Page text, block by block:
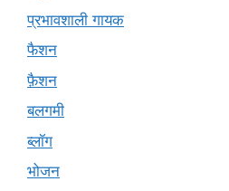
प्रभावशाली गायक
फैशन
फ़ैशन
बलगमी
ब्लॉग
भोजन